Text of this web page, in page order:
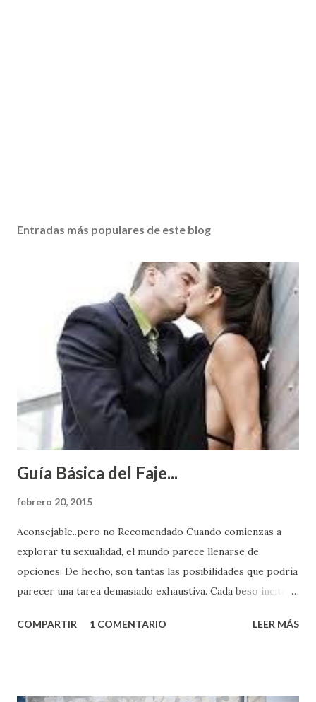
Entradas más populares de este blog
Guía Básica del Faje...
febrero 20, 2015
Aconsejable..pero no Recomendado Cuando comienzas a
explorar tu sexualidad, el mundo parece llenarse de
opciones. De hecho, son tantas las posibilidades que podría
parecer una tarea demasiado exhaustiva. Cada beso incita
partes de ti que jamás hubieras imaginado. El problema es
COMPARTIR 1 COMENTARIO LEER MÁS